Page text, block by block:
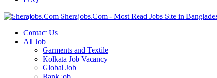
Sherajobs.Com - Most Read Jobs Site in
Contact Us
All Job
Garments and Textile
Kolkata Job Vacancy
Global Job
Bank job